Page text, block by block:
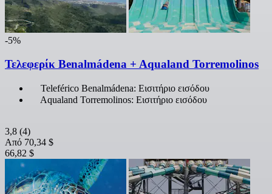
-5%
Τελεφερίκ Benalmádena + Aqualand Torremolinos
Teleférico Benalmádena: Εισιτήριο εισόδου
Aqualand Torremolinos: Εισιτήριο εισόδου
3,8 (4)
Από 70,34 $
66,82 $